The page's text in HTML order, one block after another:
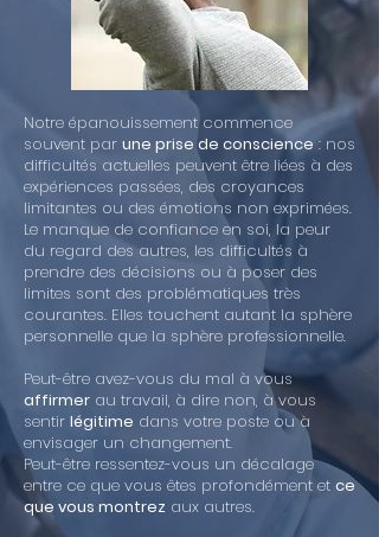
Notre épanouissement commence
souvent par une prise de conscience: nos
difficultés actuelles peuvent être liées à des
expériences passées, des croyances
limitantes ou des émotions non exprimées.
Le manque de confiance en soi, la peur
du regard des autres, les difficultés à
prendre des décisions ou à poser des
limites sont des problématiques très
courantes. Elles touchent autant la sphère
personnelle que la sphère professionnelle.
Peut-être avez-vous du mal à vous
affirmer au travail, à dire non, à vous
sentir légitime dans votre poste ou à
envisager un changement.
Peut-être ressentez-vous un décalage
entre ce que vous êtes profondément et ce
que vous montrez aux autres.